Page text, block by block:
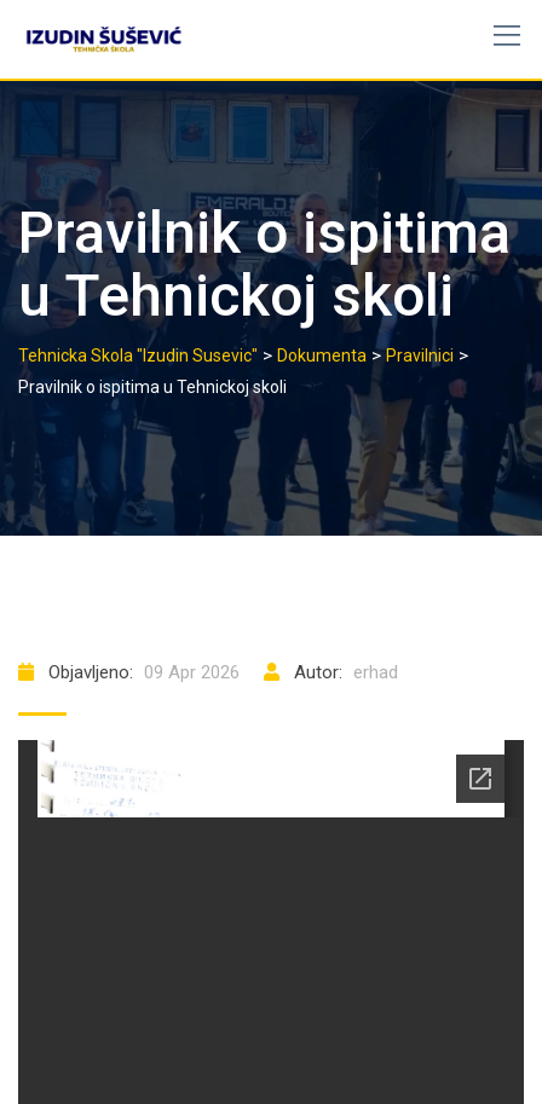
content
Pravilnik o ispitima
u Tehnickoj skoli
Tehnicka Skola "Izudin Susevic" > Dokumenta >Pravilnici >
Pravilnik o ispitima u Tehnickoj skoli
Objavljeno: 09 Apr 2026 Autor: erhad